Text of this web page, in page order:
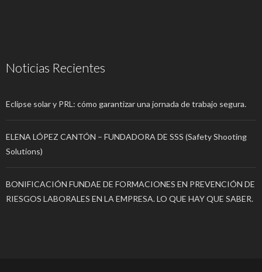
Noticias Recientes
Eclipse solar y PRL: cómo garantizar una jornada de trabajo segura.
ELENA LÓPEZ CANTÓN – FUNDADORA DE SSS (Safety Shooting
Solutions)
BONIFICACIÓN FUNDAE DE FORMACIONES EN PREVENCIÓN DE
RIESGOS LABORALES EN LA EMPRESA. LO QUE HAY QUE SABER.